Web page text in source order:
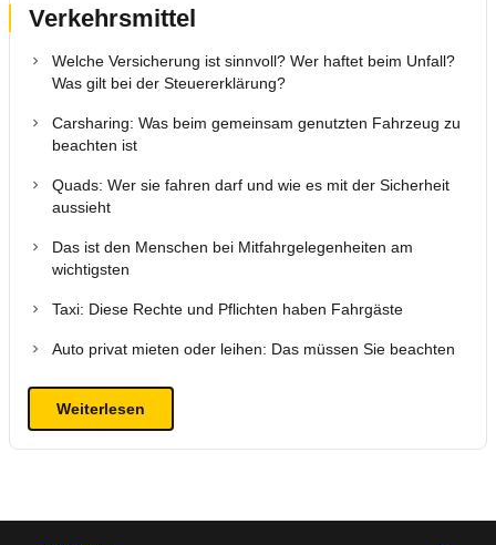
Verkehrsmittel
Welche Versicherung ist sinnvoll? Wer haftet beim Unfall?
Was gilt bei der Steuererklärung?
Carsharing: Was beim gemeinsam genutzten Fahrzeug zu
beachten ist
Quads: Wer sie fahren darf und wie es mit der Sicherheit
aussieht
Das ist den Menschen bei Mitfahrgelegenheiten am
wichtigsten
Taxi: Diese Rechte und Pflichten haben Fahrgäste
Auto privat mieten oder leihen: Das müssen Sie beachten
Weiterlesen